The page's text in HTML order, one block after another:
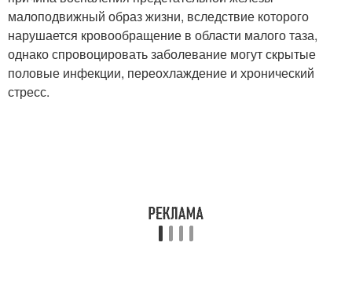
малоподвижный образ жизни, вследствие которого
нарушается кровообращение в области малого таза,
однако спровоцировать заболевание могут скрытые
половые инфекции, переохлаждение и хронический
стресс.